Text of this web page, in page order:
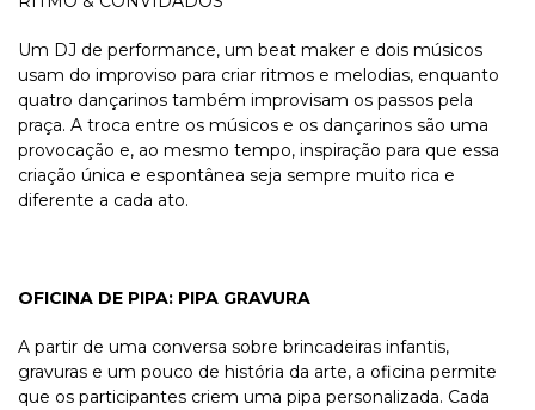
Um DJ de performance, um beat maker e dois músicos
usam do improviso para criar ritmos e melodias, enquanto
quatro dançarinos também improvisam os passos pela
praça. A troca entre os músicos e os dançarinos são uma
provocação e, ao mesmo tempo, inspiração para que essa
criação única e espontânea seja sempre muito rica e
diferente a cada ato.
OFICINA DE PIPA: PIPA GRAVURA
A partir de uma conversa sobre brincadeiras infantis,
gravuras e um pouco de história da arte, a oficina permite
que os participantes criem uma pipa personalizada. Cada